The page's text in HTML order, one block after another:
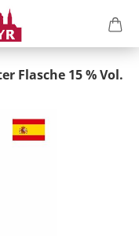
Flasche 15 % Vol.